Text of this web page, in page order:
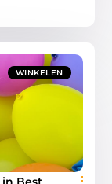
WINKELEN